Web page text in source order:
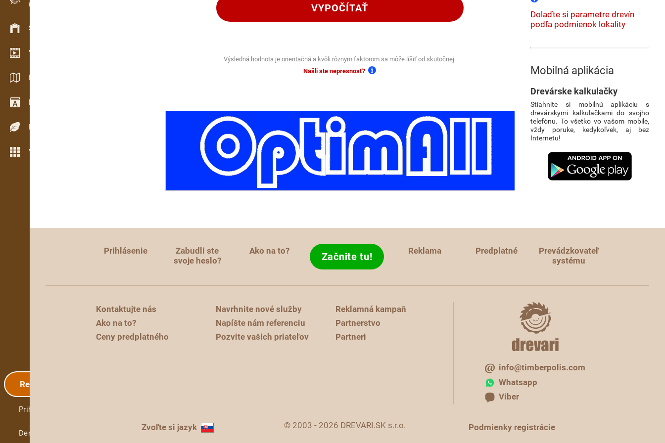
Evidencia dreva v teréne
Skladové hospodárstvo
Video showroom
Katalógy / Brožúry
Drevársky slovník
Dreviny
Viac možností
Registrácia
Prihlásenie
Demo
VYPOČÍTAŤ
Výsledná hodnota je orientačná a kvôli rôznym faktorom sa môže líšiť od skutočnej.
Našli ste nepresnosť?
Dolaďte si parametre drevín
podľa podmienok lokality
Mobilná aplikácia
Drevárske kalkulačky
Stiahnite si mobilnú aplikáciu s
drevárskymi kalkulačkami do svojho
telefónu. To všetko vo vašom mobile,
vždy poruke, kedykoľvek, aj bez
Internetu!
Prihlásenie
Zabudli ste
svoje heslo?
Ako na to? Začnite tu! Reklama Predplatné
Prevádzkovateľ
systému
Kontaktujte nás
Ako na to?
Ceny predplatného
Navrhnite nové služby
Napíšte nám referenciu
Pozvite vašich priateľov
Reklamná kampaň
Partnerstvo
Partneri
info@timberpolis.com
Whatsapp
Viber
Zvoľte si jazyk © 2003 - 2026 DREVARI.SK s.r.o. Podmienky registrácie